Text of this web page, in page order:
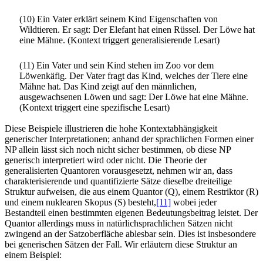
(10) Ein Vater erklärt seinem Kind Eigenschaften von
Wildtieren. Er sagt: Der Elefant hat einen Rüssel. Der Löwe hat
eine Mähne. (Kontext triggert generalisierende Lesart)
(11) Ein Vater und sein Kind stehen im Zoo vor dem
Löwenkäfig. Der Vater fragt das Kind, welches der Tiere eine
Mähne hat. Das Kind zeigt auf den männlichen,
ausgewachsenen Löwen und sagt: Der Löwe hat eine Mähne.
(Kontext triggert eine spezifische Lesart)
Diese Beispiele illustrieren die hohe Kontextabhängigkeit
generischer Interpretationen; anhand der sprachlichen Formen einer
NP allein lässt sich noch nicht sicher bestimmen, ob diese NP
generisch interpretiert wird oder nicht. Die Theorie der
generalisierten Quantoren vorausgesetzt, nehmen wir an, dass
charakterisierende und quantifizierte Sätze dieselbe dreiteilige
Struktur aufweisen, die aus einem Quantor (Q), einem Restriktor (R)
und einem nuklearen Skopus (S) besteht,[11] wobei jeder
Bestandteil einen bestimmten eigenen Bedeutungsbeitrag leistet. Der
Quantor allerdings muss in natürlichsprachlichen Sätzen nicht
zwingend an der Satzoberfläche ablesbar sein. Dies ist insbesondere
bei generischen Sätzen der Fall. Wir erläutern diese Struktur an
einem Beispiel: